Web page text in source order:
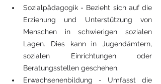
Sozialpädagogik - Bezieht sich auf die
Erziehung und Unterstützung von
Menschen in schwierigen sozialen
Lagen. Dies kann in Jugendämtern,
sozialen Einrichtungen oder
Beratungsstellen geschehen.
Erwachsenenbildung - Umfasst die